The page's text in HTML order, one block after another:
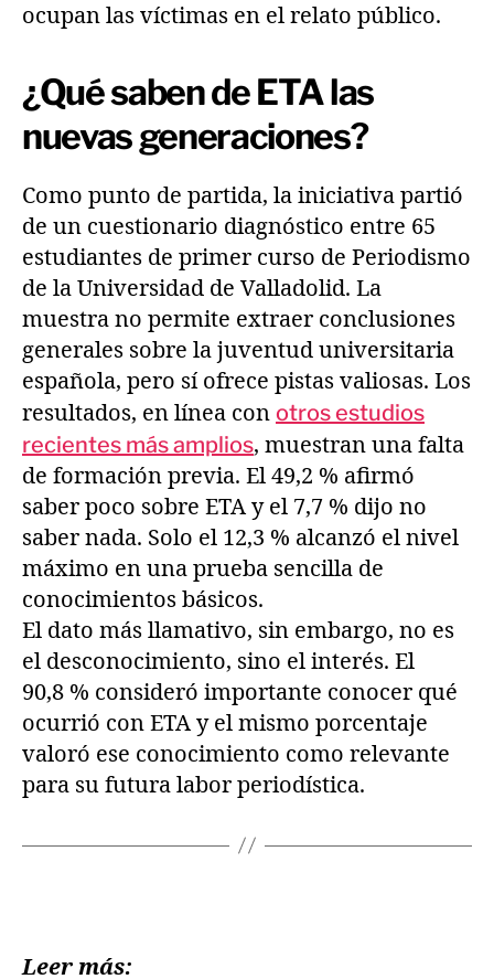
ocupan las víctimas en el relato público.
¿Qué saben de ETA las
nuevas generaciones?
Como punto de partida, la iniciativa partió
de un cuestionario diagnóstico entre 65
estudiantes de primer curso de Periodismo
de la Universidad de Valladolid. La
muestra no permite extraer conclusiones
generales sobre la juventud universitaria
española, pero sí ofrece pistas valiosas. Los
resultados, en línea con otros estudios
recientes más amplios, muestran una falta
de formación previa. El 49,2 % afirmó
saber poco sobre ETA y el 7,7 % dijo no
saber nada. Solo el 12,3 % alcanzó el nivel
máximo en una prueba sencilla de
conocimientos básicos.
El dato más llamativo, sin embargo, no es
el desconocimiento, sino el interés. El
90,8 % consideró importante conocer qué
ocurrió con ETA y el mismo porcentaje
valoró ese conocimiento como relevante
para su futura labor periodística.
Leer más: